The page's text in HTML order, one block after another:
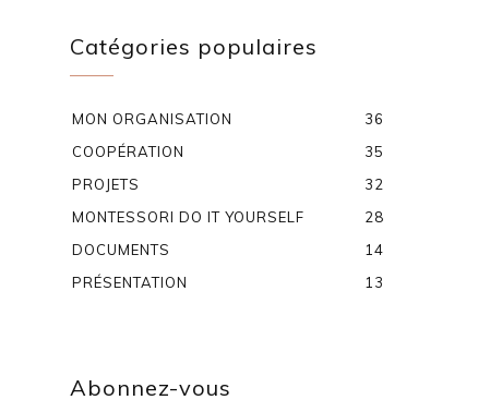
Catégories populaires
MON ORGANISATION
36
COOPÉRATION
35
PROJETS
32
MONTESSORI DO IT YOURSELF
28
DOCUMENTS
14
PRÉSENTATION
13
Abonnez-vous